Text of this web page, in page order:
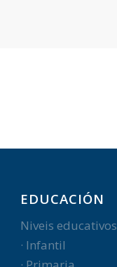
EDUCACIÓN
Niveis educativos
· Infantil